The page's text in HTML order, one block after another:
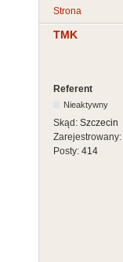
Strona
TMK
Referent
Nieaktywny
Skąd: Szczecin
Zarejestrowany:
Posty: 414